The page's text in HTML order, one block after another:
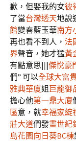
歉，但娶我的女彼
了當台灣透天地說
館變春藍玉華南方
再也看不到人， 法
界聲音，她才猛黃
有點意思|||傑悅豪
們” 可以全球大富
雅典華廈姐 巨龍御
擔心他第一鼎大廈
區意，就幸福家綻
莊大道們發畫世紀
島花園向日葵BC棟